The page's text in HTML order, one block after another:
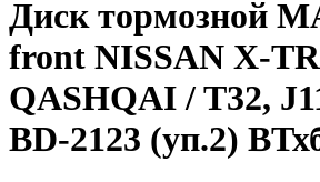
Диск тормозной
front NISSAN X-
QASHQAI / T32,
BD-2123 (уп.2)